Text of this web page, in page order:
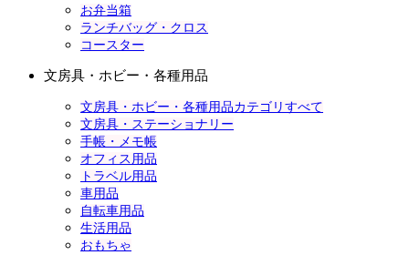
お弁当箱
ランチバッグ・クロス
コースター
文房具・ホビー・各種用品
文房具・ホビー・各種用品カテゴリすべて
文房具・ステーショナリー
手帳・メモ帳
オフィス用品
トラベル用品
車用品
自転車用品
生活用品
おもちゃ